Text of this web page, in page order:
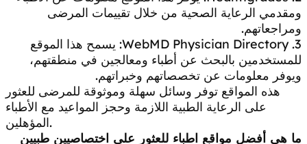
ومقدمي الرعاية الصحية من خلال تقييمات المرضى
ومراجعاتهم.
3. WebMD Physician Directory: يسمح هذا الموقع
للمستخدمين بالبحث عن أطباء ومعالجين في منطقتهم،
ويوفر معلومات عن تخصصاتهم وخبراتهم.
هذه المواقع توفر وسائل سهلة وموثوقة للمرضى للعثور
على الرعاية الطبية اللازمة وحجز المواعيد مع الأطباء
المؤهلين.
ما هي أفضل مواقع اطباء للعثور على اختصاصيين طبيين